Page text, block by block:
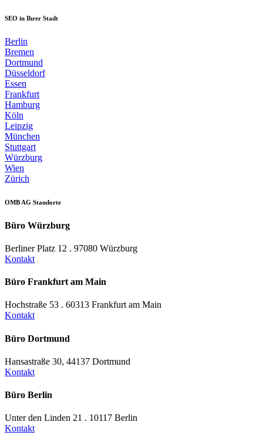
SEO in Ihrer Stadt
Berlin
Bremen
Dortmund
Düsseldorf
Essen
Frankfurt
Hamburg
Köln
Leipzig
München
Stuttgart
Würzburg
Wien
Zürich
OMB AG Standorte
Büro Würzburg
Berliner Platz 12 . 97080 Würzburg
Kontakt
Büro Frankfurt am Main
Hochstraße 53 . 60313 Frankfurt am Main
Kontakt
Büro Dortmund
Hansastraße 30, 44137 Dortmund
Kontakt
Büro Berlin
Unter den Linden 21 . 10117 Berlin
Kontakt